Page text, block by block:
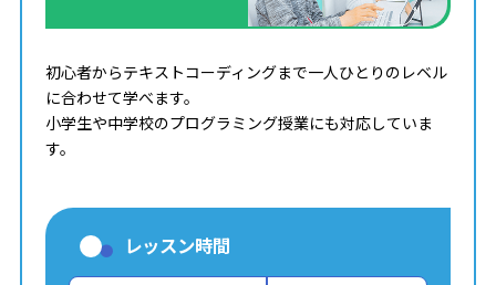
初心者からテキストコーディングまで一人ひとりのレベル
に合わせて学べます。
小学生や中学校のプログラミング授業にも対応していま
す。
レッスン時間